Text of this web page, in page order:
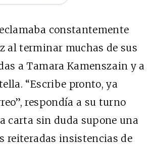
constantemente
al terminar muchas de sus
a Tamara Kamenszain y a
“Escribe pronto, ya
respondía a su turno
carta sin duda supone una
reiteradas insistencias de